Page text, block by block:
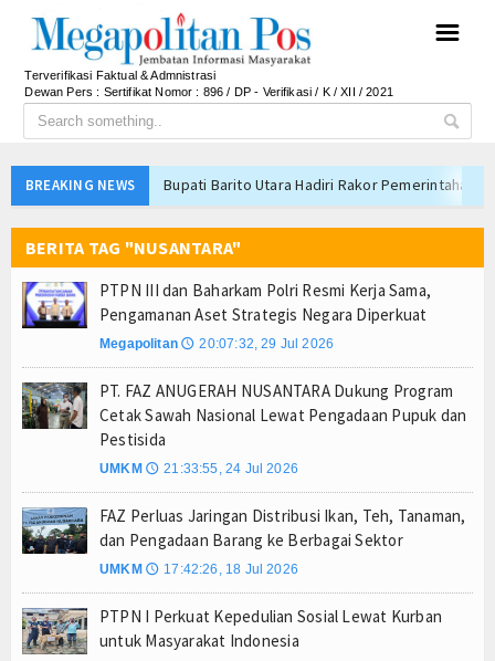
☰
Terverifikasi Faktual & Admnistrasi
Dewan Pers : Sertifikat Nomor : 896 / DP - Verifikasi / K / XII / 2021
BREAKING NEWS
Bupati Barito Utara Hadiri Rakor Pemerintahan
Anto Febrianto Tantang Pemuda Majalengka :
Bupati Majalengka Beberkan Hasil Paripurna
APBD Majalengka 2026 Naik Jadi Rp 3,14 Triliun,
Persib Gagal Juara, Ateng Sutisna Ajak
Bupati Majalengka Ajak Ribuan Bobotoh Doakan
Menteri UMKM Dorong APPI Perkuat Pasar
Bupati Barito Utara Hadiri Rakor Pemerintahan
Kaji Tiru ke Bantul, Pemkab Barito Utara Dalami
Anto Febrianto Tantang Pemuda Majalengka :
Interupsi PDIP Warnai Paripurna APBD
APBD Majalengka 2026 Naik Jadi Rp 3,14 Triliun,
Persib Gagal Juara, Ateng Sutisna Ajak
BERITA TAG "NUSANTARA"
PTPN III dan Baharkam Polri Resmi Kerja Sama,
Pengamanan Aset Strategis Negara Diperkuat
Megapolitan 🕔 20:07:32, 29 Jul 2026
PT. FAZ ANUGERAH NUSANTARA Dukung Program
Cetak Sawah Nasional Lewat Pengadaan Pupuk dan
Pestisida
UMKM 🕔 21:33:55, 24 Jul 2026
FAZ Perluas Jaringan Distribusi Ikan, Teh, Tanaman,
dan Pengadaan Barang ke Berbagai Sektor
UMKM 🕔 17:42:26, 18 Jul 2026
PTPN I Perkuat Kepedulian Sosial Lewat Kurban
untuk Masyarakat Indonesia